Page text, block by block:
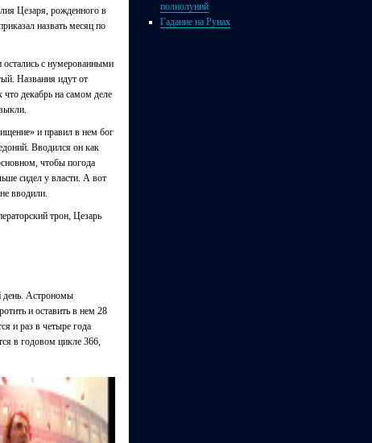
Цезаря, рожденного в
назвать месяц по
остались с нумерованными
Названия идут от
декабрь на самом деле
и правил в нем бог
Вводился он как
чтобы погода
сидел у власти. А вот
вводили.
трон, Цезарь
день. Астрономы
и оставить в нем 28
и раз в четыре года
в годовом цикле 366,
полнолуний
Гадание на Рунах